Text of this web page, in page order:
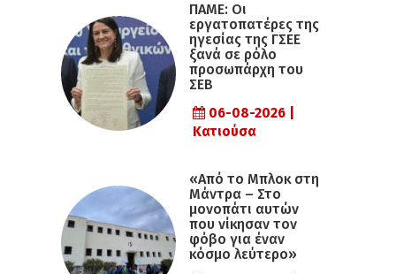
ΠΑΜΕ: Οι
εργατοπατέρες της
ηγεσίας της ΓΣΕΕ
ξανά σε ρόλο
προσωπάρχη του
ΣΕΒ
06-08-2026 |
Κατιούσα
«Από το Μπλοκ στη
Μάντρα – Στο
μονοπάτι αυτών
που νίκησαν τον
φόβο για έναν
κόσμο λεύτερο»